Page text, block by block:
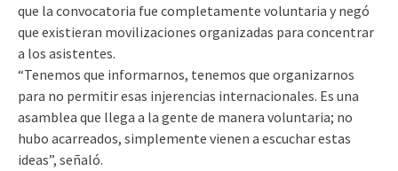
que la convocatoria fue completamente voluntaria y negó
que existieran movilizaciones organizadas para concentrar
a los asistentes.
“Tenemos que informarnos, tenemos que organizarnos
para no permitir esas injerencias internacionales. Es una
asamblea que llega a la gente de manera voluntaria; no
hubo acarreados, simplemente vienen a escuchar estas
ideas”, señaló.